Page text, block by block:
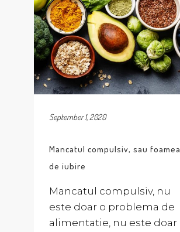
September 1, 2020
Mancatul compulsiv, sau foamea
de iubire
Mancatul compulsiv, nu
este doar o problema de
alimentatie, nu este doar